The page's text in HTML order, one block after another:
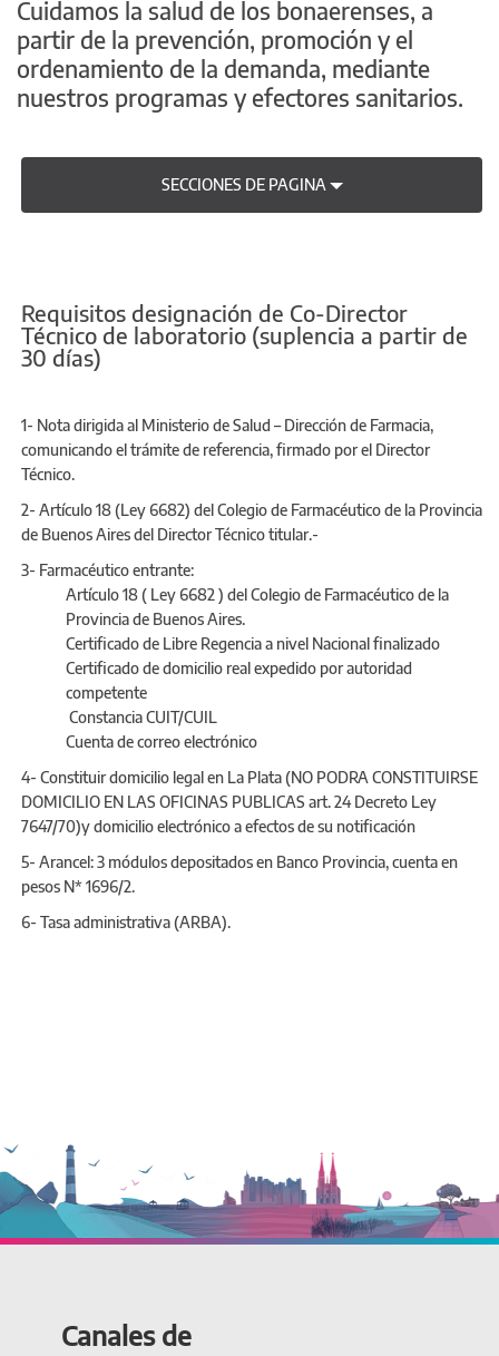
Cuidamos la salud de los bonaerenses, a
partir de la prevención, promoción y el
ordenamiento de la demanda, mediante
nuestros programas y efectores sanitarios.
SECCIONES DE PAGINA
Requisitos designación de Co-Director
Técnico de laboratorio (suplencia a partir de
30 días)
1- Nota dirigida al Ministerio de Salud – Dirección de Farmacia,
comunicando el trámite de referencia, firmado por el Director
Técnico.
2- Artículo 18 (Ley 6682) del Colegio de Farmacéutico de la Provincia
de Buenos Aires del Director Técnico titular.-
3- Farmacéutico entrante:
Artículo 18 ( Ley 6682 ) del Colegio de Farmacéutico de la
Provincia de Buenos Aires.
Certificado de Libre Regencia a nivel Nacional finalizado
Certificado de domicilio real expedido por autoridad
competente
Constancia CUIT/CUIL
Cuenta de correo electrónico
4- Constituir domicilio legal en La Plata (NO PODRA CONSTITUIRSE
DOMICILIO EN LAS OFICINAS PUBLICAS art. 24 Decreto Ley
7647/70)y domicilio electrónico a efectos de su notificación
5- Arancel: 3 módulos depositados en Banco Provincia, cuenta en
pesos N* 1696/2.
6- Tasa administrativa (ARBA).
Canales de